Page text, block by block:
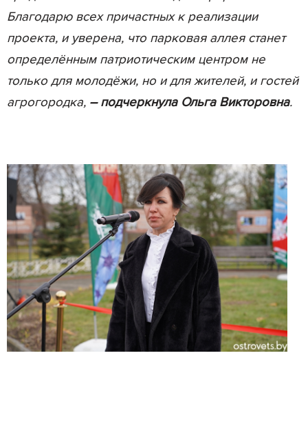
Благодарю всех причастных к реализации
проекта, и уверена, что парковая аллея станет
определённым патриотическим центром не
только для молодёжи, но и для жителей, и гостей
агрогородка, –подчеркнула Ольга Викторовна.